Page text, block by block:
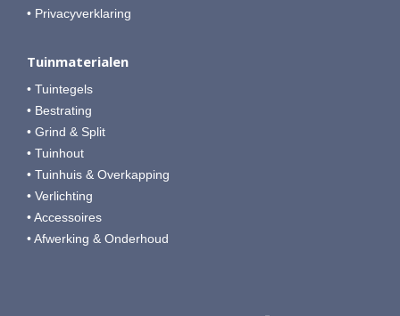
• Privacyverklaring
Tuinmaterialen
• Tuintegels
• Bestrating
• Grind & Split
• Tuinhout
• Tuinhuis & Overkapping
• Verlichting
• Accessoires
• Afwerking & Onderhoud